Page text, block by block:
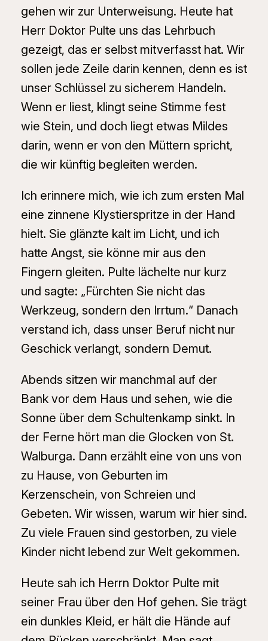
gehen wir zur Unterweisung. Heute hat
Herr Doktor Pulte uns das Lehrbuch
gezeigt, das er selbst mitverfasst hat. Wir
sollen jede Zeile darin kennen, denn es ist
unser Schlüssel zu sicherem Handeln.
Wenn er liest, klingt seine Stimme fest
wie Stein, und doch liegt etwas Mildes
darin, wenn er von den Müttern spricht,
die wir künftig begleiten werden.
Ich erinnere mich, wie ich zum ersten Mal
eine zinnene Klystierspritze in der Hand
hielt. Sie glänzte kalt im Licht, und ich
hatte Angst, sie könne mir aus den
Fingern gleiten. Pulte lächelte nur kurz
und sagte: „Fürchten Sie nicht das
Werkzeug, sondern den Irrtum.“ Danach
verstand ich, dass unser Beruf nicht nur
Geschick verlangt, sondern Demut.
Abends sitzen wir manchmal auf der
Bank vor dem Haus und sehen, wie die
Sonne über dem Schultenkamp sinkt. In
der Ferne hört man die Glocken von St.
Walburga. Dann erzählt eine von uns von
zu Hause, von Geburten im
Kerzenschein, von Schreien und
Gebeten. Wir wissen, warum wir hier sind.
Zu viele Frauen sind gestorben, zu viele
Kinder nicht lebend zur Welt gekommen.
Heute sah ich Herrn Doktor Pulte mit
seiner Frau über den Hof gehen. Sie trägt
ein dunkles Kleid, er hält die Hände auf